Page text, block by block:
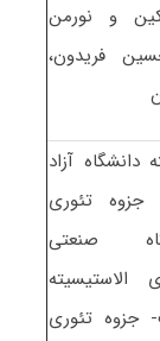
و نورمن
فریدون،
دانشگاه آزاد
جزوه تئوری
صنعتی
الاستیسیته
جزوه تئوری